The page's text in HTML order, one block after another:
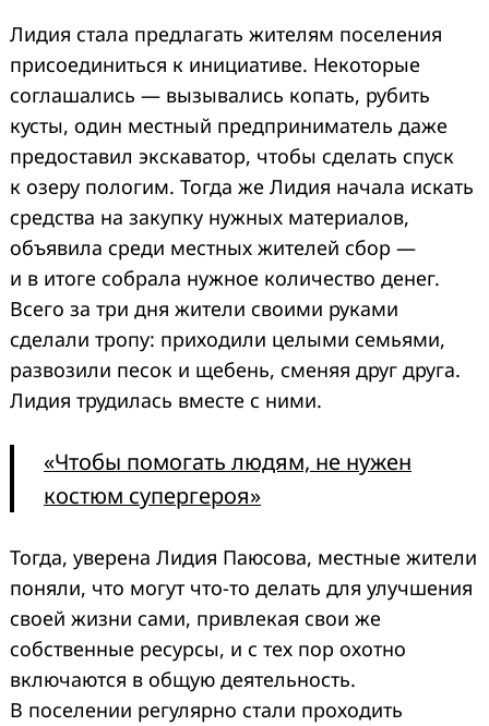
Лидия стала предлагать жителям поселения
присоединиться к инициативе. Некоторые
соглашались — вызывались копать, рубить
кусты, один местный предприниматель даже
предоставил экскаватор, чтобы сделать спуск
к озеру пологим. Тогда же Лидия начала искать
средства на закупку нужных материалов,
объявила среди местных жителей сбор —
и в итоге собрала нужное количество денег.
Всего за три дня жители своими руками
сделали тропу: приходили целыми семьями,
развозили песок и щебень, сменяя друг друга.
Лидия трудилась вместе с ними.
«Чтобы помогать людям, не нужен
костюм супергероя»
Тогда, уверена Лидия Паюсова, местные жители
поняли, что могут что-то делать для улучшения
своей жизни сами, привлекая свои же
собственные ресурсы, и с тех пор охотно
включаются в общую деятельность.
В поселении регулярно стали проходить